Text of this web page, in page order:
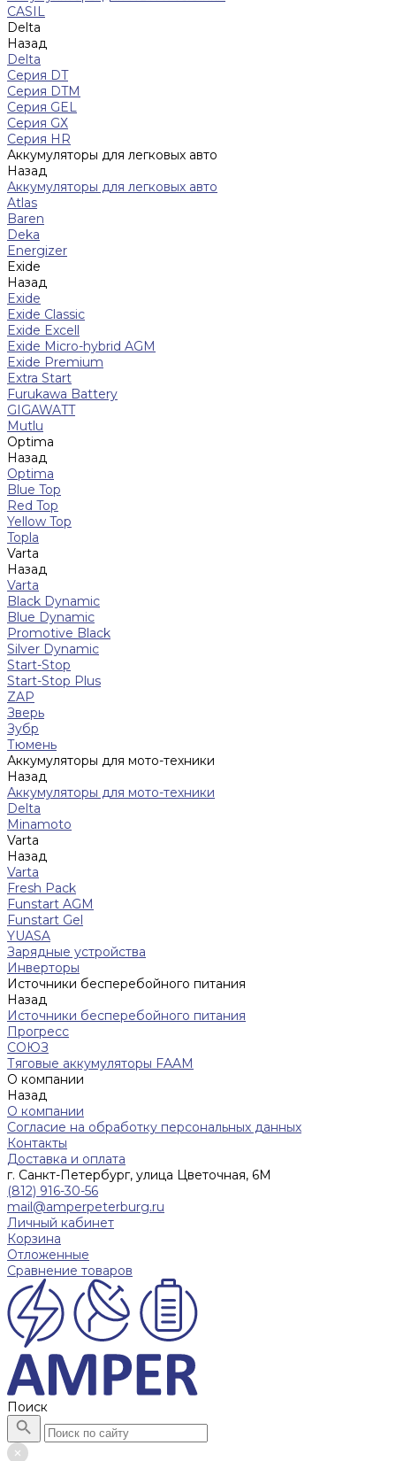
CASIL
Delta
Назад
Delta
Серия DT
Серия DTM
Серия GEL
Серия GХ
Серия HR
Аккумуляторы для легковых авто
Назад
Аккумуляторы для легковых авто
Atlas
Baren
Deka
Energizer
Exide
Назад
Exide
Exide Classic
Exide Excell
Exide Micro-hybrid AGM
Exide Premium
Extra Start
Furukawa Battery
GIGAWATT
Mutlu
Optima
Назад
Optima
Blue Top
Red Top
Yellow Top
Topla
Varta
Назад
Varta
Black Dynamic
Blue Dynamic
Promotive Black
Silver Dynamic
Start-Stop
Start-Stop Plus
ZAP
Зверь
Зубр
Тюмень
Аккумуляторы для мото-техники
Назад
Аккумуляторы для мото-техники
Delta
Minamoto
Varta
Назад
Varta
Fresh Pack
Funstart AGM
Funstart Gel
YUASA
Зарядные устройства
Инверторы
Источники бесперебойного питания
Назад
Источники бесперебойного питания
Прогресс
СОЮЗ
Тяговые аккумуляторы FAAM
О компании
Назад
О компании
Согласие на обработку персональных данных
Контакты
Доставка и оплата
г. Санкт-Петербург, улица Цветочная, 6М
(812) 916-30-56
mail@amperpeterburg.ru
Личный кабинет
Корзина
Отложенные
Сравнение товаров
Поиск